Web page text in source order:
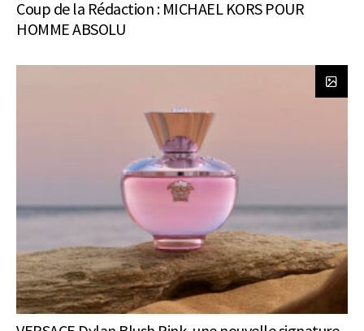
Coup de la Rédaction : MICHAEL KORS POUR
HOMME ABSOLU